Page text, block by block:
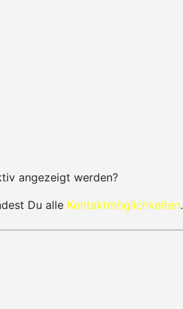
angezeigt werden?
Du alle Kontaktmöglichkeiten.